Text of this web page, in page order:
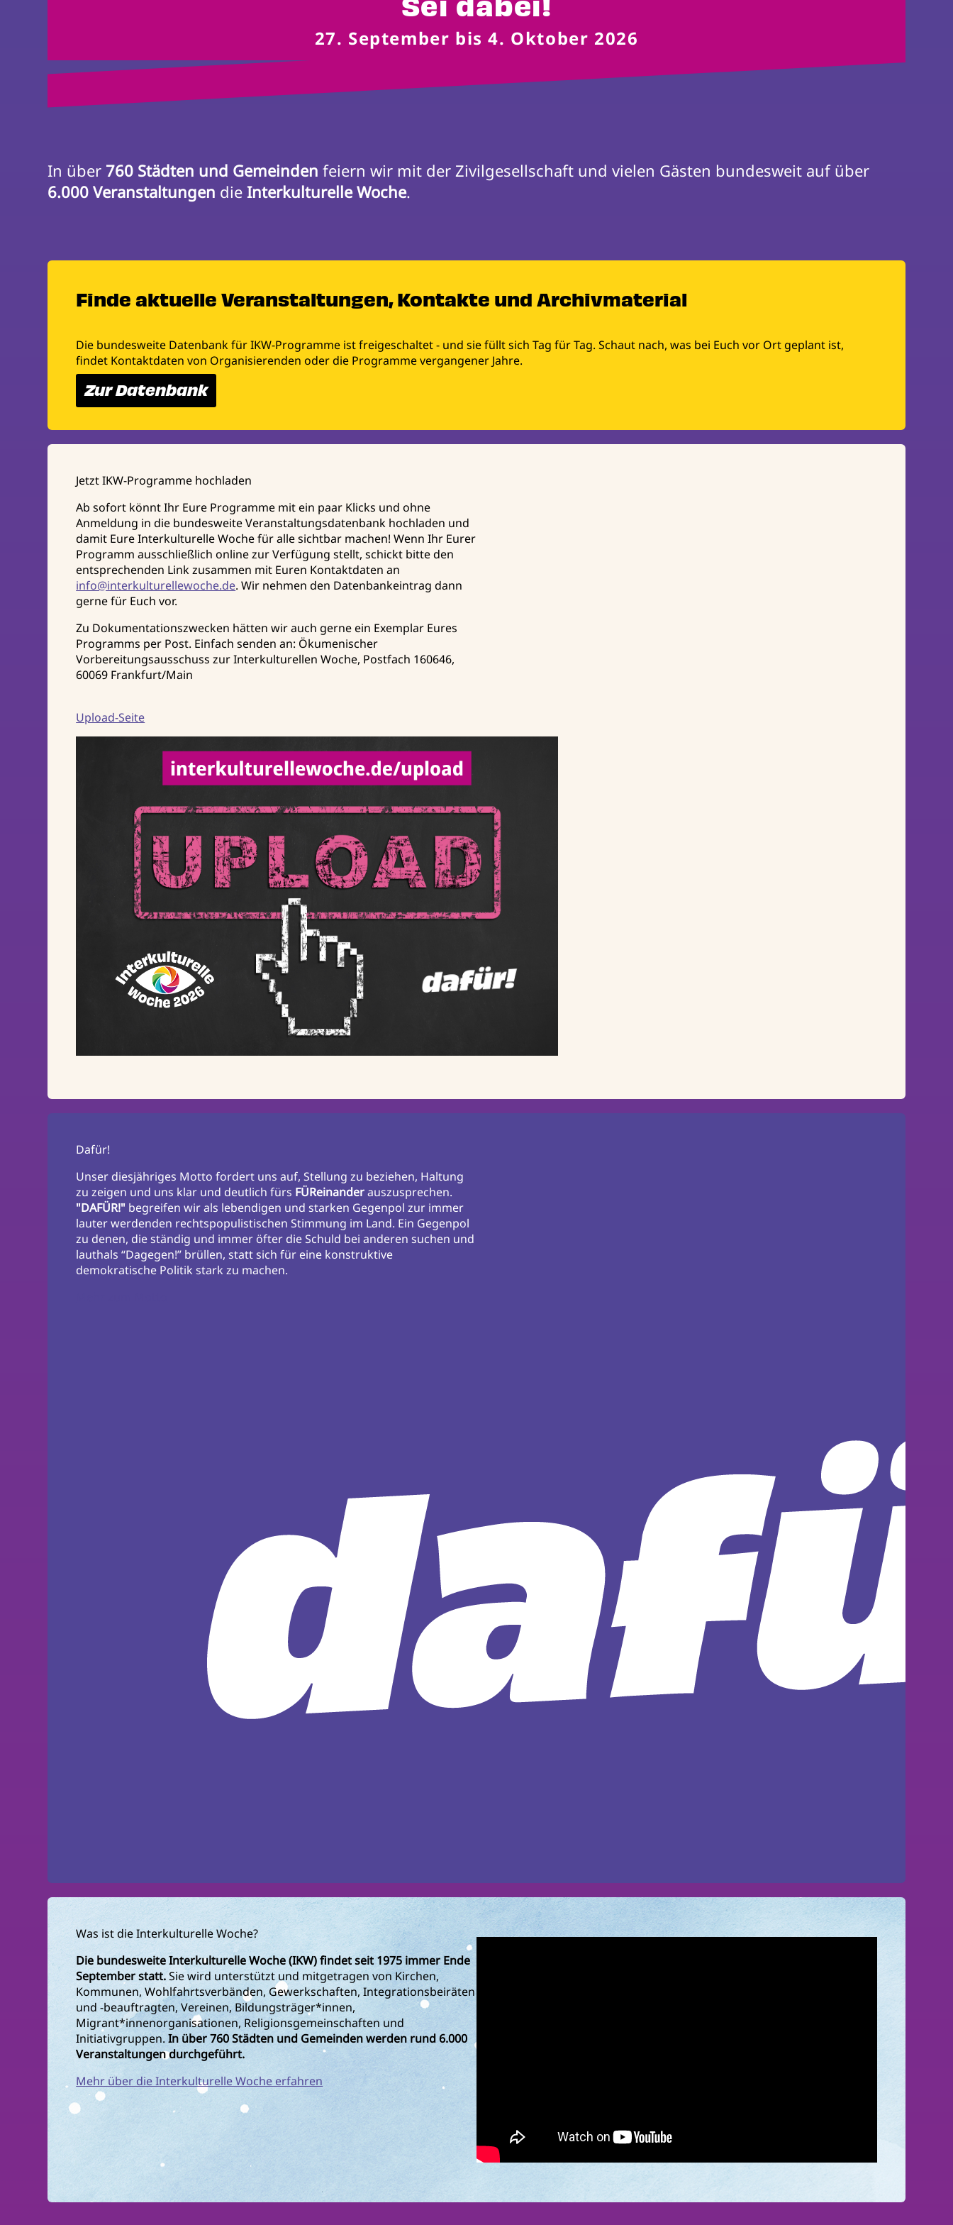
27. September bis 4. Oktober 2026
In über 760 Städten und Gemeinden
6.000 Veranstaltungen die Interkulturelle Woche.
Finde aktuelle Veranstaltungen, Kontakte und Archivmaterial
Die bundesweite Datenbank für IKW-Programme ist freigeschaltet - und sie füllt sich Tag für Tag. Schaut nach, was bei Euch vor Ort geplant ist,
findet Kontaktdaten von Organisierenden oder die Programme vergangener Jahre.
Zur Datenbank
Jetzt IKW-Programme hochladen
Ab sofort könnt Ihr Eure Programme mit ein paar Klicks und ohne
Anmeldung in die bundesweite Veranstaltungsdatenbank hochladen und
damit Eure Interkulturelle Woche für alle sichtbar machen! Wenn Ihr Eurer
Programm ausschließlich online zur Verfügung stellt, schickt bitte den
entsprechenden Link zusammen mit Euren Kontaktdaten an
info@interkulturellewoche.de. Wir nehmen den Datenbankeintrag dann
gerne für Euch vor.
Zu Dokumentationszwecken hätten wir auch gerne ein Exemplar Eures
Programms per Post. Einfach senden an: Ökumenischer
Vorbereitungsausschuss zur Interkulturellen Woche, Postfach 160646,
60069 Frankfurt/Main
Upload-Seite
Dafür!
Unser diesjähriges Motto fordert uns auf, Stellung zu beziehen, Haltung
zu zeigen und uns klar und deutlich fürs FÜReinanderauszusprechen.
"DAFÜR!" begreifen wir als lebendigen und starken Gegenpol zur immer
lauter werdenden rechtspopulistischen Stimmung im Land. Ein Gegenpol
zu denen, die ständig und immer öfter die Schuld bei anderen suchen und
lauthals “Dagegen!” brüllen, statt sich für eine konstruktive
demokratische Politik stark zu machen.
Was ist die Interkulturelle Woche?
Die bundesweite Interkulturelle Woche (IKW) findet seit 1975 immer Ende
September statt.Sie wird unterstützt und mitgetragen von Kirchen,
Kommunen, Wohlfahrtsverbänden, Gewerkschaften, Integrationsbeiräten
und -beauftragten, Vereinen, Bildungsträger*innen,
Migrant*innenorganisationen, Religionsgemeinschaften und
Initiativgruppen.In über 760 Städten und Gemeinden werden rund 6.000
Veranstaltungen durchgeführt.
Mehr über die Interkulturelle Woche erfahren